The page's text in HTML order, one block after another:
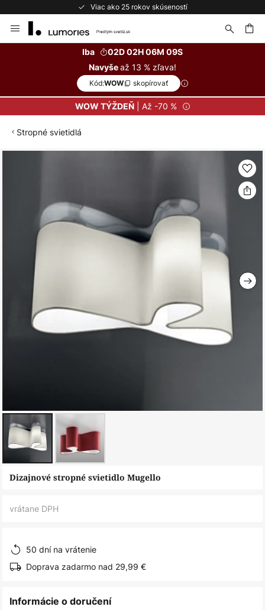
Viac ako 25 rokov skúseností
to
Iba
02D 02H 06M 09S
Navyšeaž 13 % zľava!
Kód:WOW skopírovať
WOW TÝŽDEŇ| Až -70 %
Stropné svietidlá
obrázkov
Preskočiť
Dizajnové stropné svietidlo Mugello
vrátane DPH
50 dní na vrátenie
Doprava zadarmo nad 29,99 €
Informácie o doručení